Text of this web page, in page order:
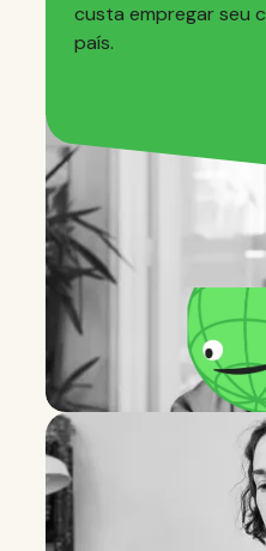
custa empregar seu
país.